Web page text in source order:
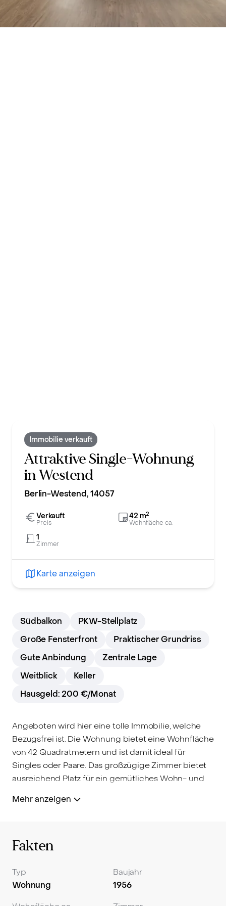
Immobilie verkauft
Attraktive Single-Wohnung
in Westend
Berlin-Westend, 14057
Preis
Verkauft
Wohnfläche ca.
42 m2
Zimmer
1
Karte anzeigen
Südbalkon
PKW-Stellplatz
Große Fensterfront
Praktischer Grundriss
Gute Anbindung
Zentrale Lage
Weitblick
Keller
Hausgeld: 200 €/Monat
Angeboten wird hier eine tolle Immobilie, welche
Bezugsfrei ist. Die Wohnung bietet eine Wohnfläche
von 42 Quadratmetern und ist damit ideal für
Singles oder Paare. Das großzügige Zimmer bietet
ausreichend Platz für ein gemütliches Wohn- und
Fensterfronten mit viel natürlichem Licht
sowie der Flur sind geräumig, wodurch die
Stauraum bietet.
Besonders hervorzuheben ist der großzügige
Mehr anzeigen
Fakten
Typ
Wohnung
Baujahr
1956